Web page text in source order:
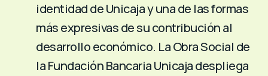
identidad de Unicaja y una de las formas
más expresivas de su contribución al
desarrollo económico. La Obra Social de
la Fundación Bancaria Unicaja despliega